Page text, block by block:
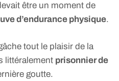
être un moment de
d’endurance physique.
tout le plaisir de la
littéralement prisonnier de
goutte.